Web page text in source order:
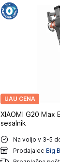
UAU CENA
XIAOMI G20 Max
sesalnik
Na voljo v 3-5
Prodajalec Big